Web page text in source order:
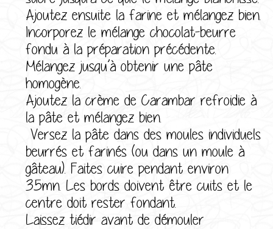
Ajoutez ensuite la farine et mélangez bien.
Incorporez le mélange chocolat-beurre
fondu à la préparation précédente.
Mélangez jusqu’à obtenir une pâte
homogène.
Ajoutez la crème de Carambar refroidie à
la pâte et mélangez bien.
Versez la pâte dans des moules individuels
beurrés et farinés (ou dans un moule à
gâteau). Faites cuire pendant environ
35mn. Les bords doivent être cuits et le
centre doit rester fondant.
Laissez tiédir avant de démouler